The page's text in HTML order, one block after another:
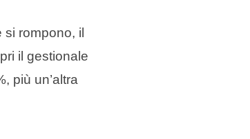
rompono, il
il gestionale
più un’altra